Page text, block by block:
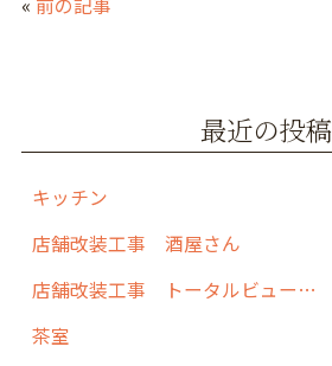
e
o
k
« 前の記事
最近の投稿
キッチン
店舗改装工事 酒屋さん
店舗改装工事 トータルビューティーサロン
茶室